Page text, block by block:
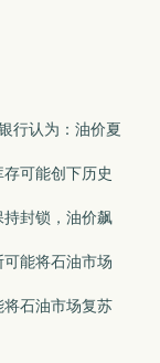
行认为：油价夏
可能创下历史
封锁，油价飙
能将石油市场
石油市场复苏